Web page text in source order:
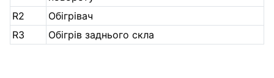
R2
Обігрівач
R3
Обігрів заднього скла